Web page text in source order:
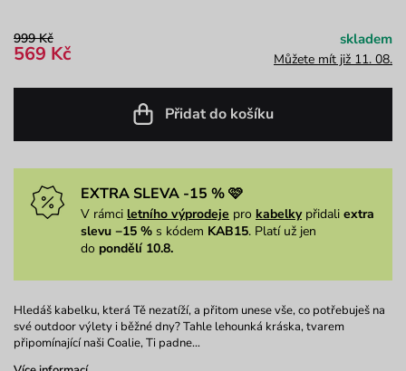
999 Kč
569 Kč
skladem
Můžete mít již 11. 08.
Přidat do košíku
EXTRA SLEVA -15 % 🩷
V rámci letního výprodeje pro kabelkypřidali extra
slevu −15 % s kódem KAB15. Platí už jen
do pondělí 10.8.
Hledáš kabelku, která Tě nezatíží, a přitom unese vše, co potřebuješ na
své outdoor výlety i běžné dny? Tahle lehounká kráska, tvarem
připomínající naši Coalie, Ti padne…